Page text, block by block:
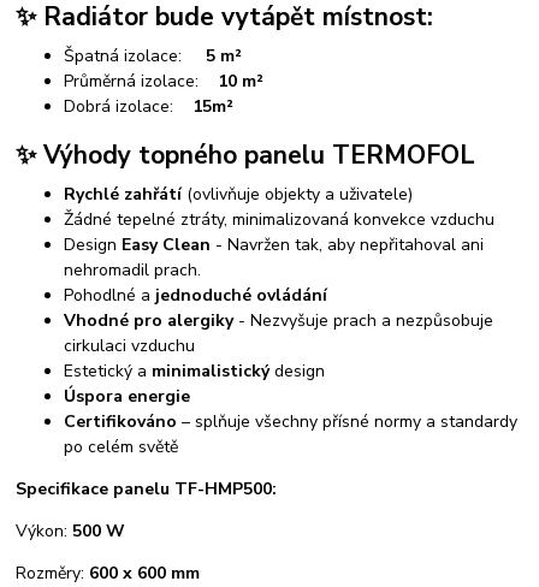
✨ Radiátor bude vytápět místnost:
Špatná izolace: 5 m²
Průměrná izolace:
10 m²
Dobrá izolace: 15m²
✨ Výhody topného panelu TERMOFOL
Rychlé zahřátí(ovlivňuje objekty a uživatele)
Žádné tepelné ztráty, minimalizovaná konvekce vzduchu
Design Easy Clean - Navržen tak, aby nepřitahoval ani
nehromadil prach.
Pohodlné a jednoduché ovládání
Vhodné pro alergiky- Nezvyšuje prach a nezpůsobuje
cirkulaci vzduchu
Estetický a minimalistickýdesign
Úspora energie
Certifikováno – splňuje všechny přísné normy a standardy
po celém světě
Specifikace panelu TF-HMP500:
Výkon: 500 W
Rozměry: 600 x 600 mm